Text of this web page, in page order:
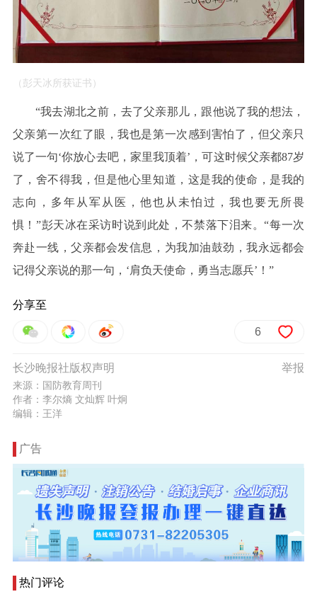
（彭天冰所获证书）
“我去湖北之前，去了父亲那儿，跟他说了我的想法，
父亲第一次红了眼，我也是第一次感到害怕了，但父亲只
说了一句‘你放心去吧，家里我顶着’，可这时候父亲都87岁
了，舍不得我，但是他心里知道，这是我的使命，是我的
志向，多年从军从医，他也从未怕过，我也要无所畏
惧！”彭天冰在采访时说到此处，不禁落下泪来。“每一次
奔赴一线，父亲都会发信息，为我加油鼓劲，我永远都会
记得父亲说的那一句，‘肩负天使命，勇当志愿兵’！”
分享至
6
举报
长沙晚报社版权声明
来源：国防教育周刊
作者：李尔熵 文灿辉 叶炯
编辑：王洋
广告
热门评论